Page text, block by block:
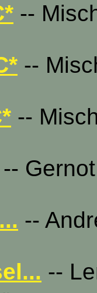
--
--
--
--
--
--